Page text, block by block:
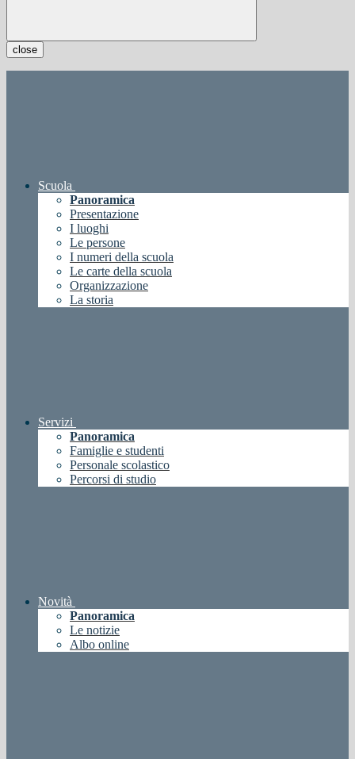
close
Scuola
Panoramica
Presentazione
I luoghi
Le persone
I numeri della scuola
Le carte della scuola
Organizzazione
La storia
Servizi
Panoramica
Famiglie e studenti
Personale scolastico
Percorsi di studio
Novità
Panoramica
Le notizie
Albo online